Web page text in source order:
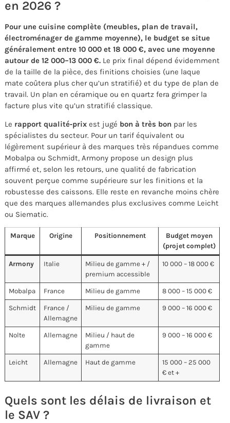
en 2026 ?
Pour une cuisine complète (meubles, plan de travail,
électroménager de gamme moyenne), le budget se situe
généralement entre 10 000 et 18 000 €, avec une moyenne
autour de 12 000–13 000 €. Le prix final dépend évidemment
de la taille de la pièce, des finitions choisies (une laque
mate coûtera plus cher qu’un stratifié) et du type de plan de
travail. Un plan en céramique ou en quartz fera grimper la
facture plus vite qu’un stratifié classique.
Le rapport qualité‑prix est jugé bon à très bon par les
spécialistes du secteur. Pour un tarif équivalent ou
légèrement supérieur à des marques très répandues comme
Mobalpa ou Schmidt, Armony propose un design plus
affirmé et, selon les retours, une qualité de fabrication
souvent perçue comme supérieure sur les finitions et la
robustesse des caissons. Elle reste en revanche moins chère
que des marques allemandes plus exclusives comme Leicht
ou Siematic.
Marque Origine Positionnement
Budget moyen
(projet complet)
Armony Italie
Milieu de gamme + /
premium accessible
10 000 – 18 000 €
Mobalpa France Milieu de gamme 8 000 – 15 000 €
Schmidt
France /
Allemagne
Milieu de gamme 9 000 – 16 000 €
Nolte Allemagne
Milieu / haut de
gamme
9 000 – 16 000 €
Leicht Allemagne Haut de gamme
15 000 – 25 000
€ et +
Quels sont les délais de livraison et
le SAV ?